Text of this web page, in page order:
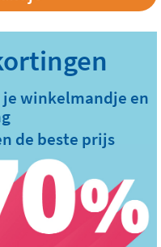
winkelmandje en
de beste prijs